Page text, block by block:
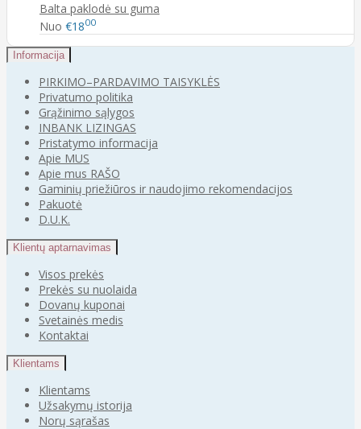
Balta paklodė su guma
Nuo €1800
Informacija
PIRKIMO–PARDAVIMO TAISYKLĖS
Privatumo politika
Grąžinimo sąlygos
INBANK LIZINGAS
Pristatymo informacija
Apie MUS
Apie mus RAŠO
Gaminių priežiūros ir naudojimo rekomendacijos
Pakuotė
D.U.K.
Klientų aptarnavimas
Visos prekės
Prekės su nuolaida
Dovanų kuponai
Svetainės medis
Kontaktai
Klientams
Klientams
Užsakymų istorija
Norų sąrašas